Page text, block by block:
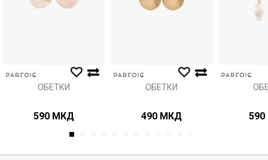
ОБЕТКИ
590 МКД
ОБЕТКИ
490 МКД 590
1